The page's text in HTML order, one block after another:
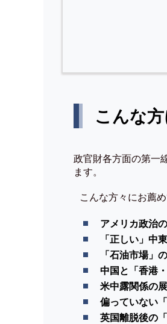
こんな
政官財各方面の第一
ます。
こんな方々にお薦め
アメリカ政治
「正しい」中
「石油市場」
中国と「香港
米中露関係の
偏っていない
英国離脱後の